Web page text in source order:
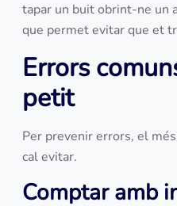
tapar un buit obrint-ne un
que permet evitar que et
Errors
petit
Per prevenir errors, el
cal evitar.
Comptar amb